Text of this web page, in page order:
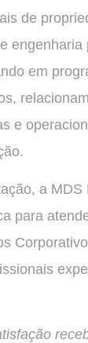
de
engenharia
em
e
a MDS
para